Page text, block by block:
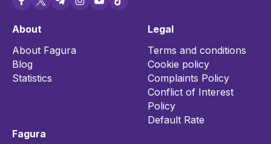
About
About Fagura
Blog
Statistics
Legal
Terms and conditions
Cookie policy
Complaints Policy
Conflict of Interest
Policy
Default Rate
Fagura